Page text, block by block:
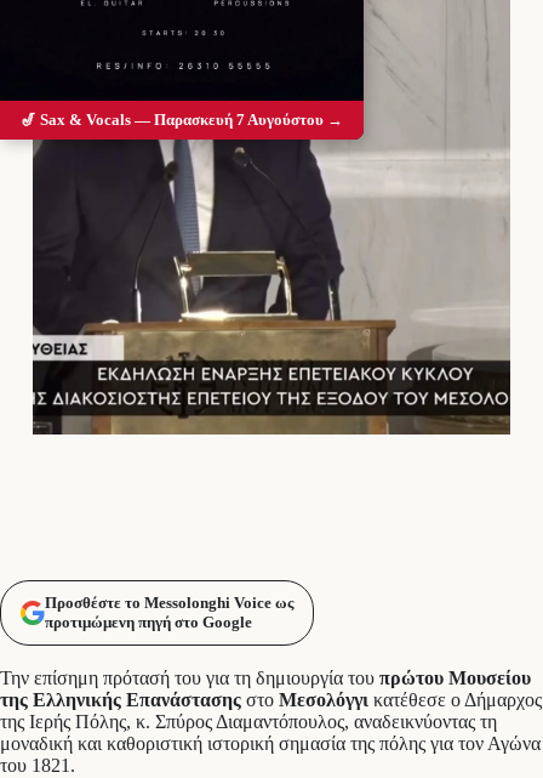
Προσθέστε το Messolonghi Voice ως
προτιμώμενη πηγή στο Google
Την επίσημη πρότασή του για τη δημιουργία του πρώτου Μουσείου
της Ελληνικής Επανάστασης στο Μεσολόγγι κατέθεσε ο Δήμαρχος
της Ιερής Πόλης, κ. Σπύρος Διαμαντόπουλος, αναδεικνύοντας τη
μοναδική και καθοριστική ιστορική σημασία της πόλης για τον Αγώνα
του 1821.
🎷 Sax & Vocals — Παρασκευή 7 Αυγούστου →